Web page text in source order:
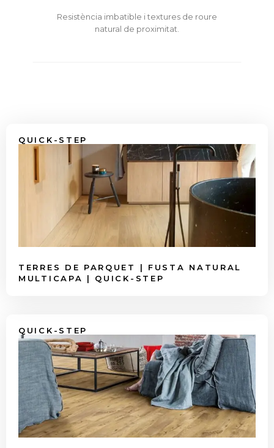
Resistència imbatible i textures de roure
natural de proximitat.
QUICK-STEP
TERRES DE PARQUET | FUSTA NATURAL
MULTICAPA | QUICK-STEP
QUICK-STEP